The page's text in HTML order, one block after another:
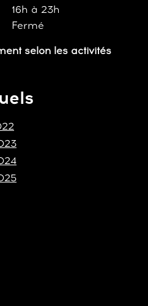
16h à 23h
Fermé
selon les activités